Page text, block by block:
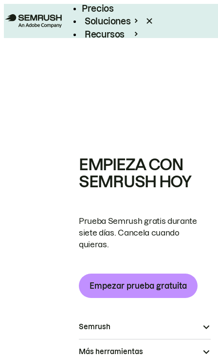
Precios
Soluciones
Recursos
EMPIEZA CON
SEMRUSH HOY
Prueba Semrush gratis durante
siete días. Cancela cuando
quieras.
Empezar prueba gratuita
Semrush
Más herramientas